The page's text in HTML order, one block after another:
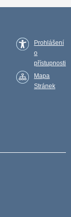
Prohlášení
o
přístupnosti
Mapa
Stránek